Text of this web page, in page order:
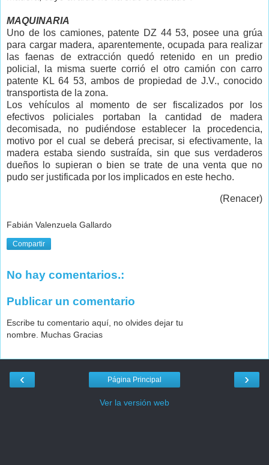
MAQUINARIA
Uno de los camiones, patente DZ 44 53, posee una grúa
para cargar madera, aparentemente, ocupada para realizar
las faenas de extracción quedó retenido en un predio
policial, la misma suerte corrió el otro camión con carro
patente KL 64 53, ambos de propiedad de J.V., conocido
transportista de la zona.
Los vehículos al momento de ser fiscalizados por los
efectivos policiales portaban la cantidad de madera
decomisada, no pudiéndose establecer la procedencia,
motivo por el cual se deberá precisar, si efectivamente, la
madera estaba siendo sustraída, sin que sus verdaderos
dueños lo supieran o bien se trate de una venta que no
pudo ser justificada por los implicados en este hecho.
(Renacer)
Fabián Valenzuela Gallardo
Compartir
No hay comentarios.:
Publicar un comentario
Escribe tu comentario aquí, no olvides dejar tu
nombre. Muchas Gracias
‹ ›
Página Principal
Ver la versión web